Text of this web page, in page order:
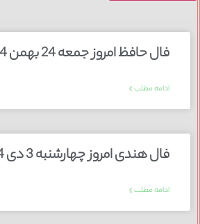
فال حافظ امروز جمعه 24 بهمن 1404
ادامه مطلب »
فال هندی امروز چهارشنبه 3 دی 1404
ادامه مطلب »